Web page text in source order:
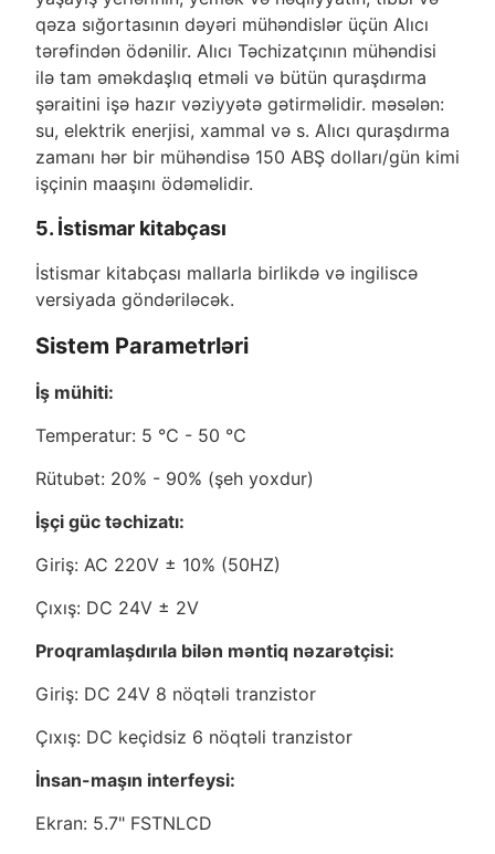
qəza sığortasının dəyəri mühəndislər üçün Alıcı
tərəfindən ödənilir. Alıcı Təchizatçının mühəndisi
ilə tam əməkdaşlıq etməli və bütün quraşdırma
şəraitini işə hazır vəziyyətə gətirməlidir. məsələn:
su, elektrik enerjisi, xammal və s. Alıcı quraşdırma
zamanı hər bir mühəndisə 150 ABŞ dolları/gün kimi
işçinin maaşını ödəməlidir.
5. İstismar kitabçası
İstismar kitabçası mallarla birlikdə və ingiliscə
versiyada göndəriləcək.
Sistem Parametrləri
İş mühiti:
Temperatur: 5 ℃ - 50 ℃
Rütubət: 20% - 90% (şeh yoxdur)
İşçi güc təchizatı:
Giriş: AC 220V ± 10% (50HZ)
Çıxış: DC 24V ± 2V
Proqramlaşdırıla bilən məntiq nəzarətçisi:
Giriş: DC 24V 8 nöqtəli tranzistor
Çıxış: DC keçidsiz 6 nöqtəli tranzistor
İnsan-maşın interfeysi:
Ekran: 5.7" FSTNLCD